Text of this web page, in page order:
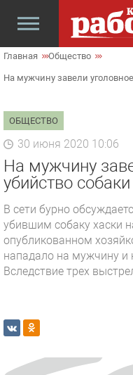
Главная Общество
На мужчину завели
ОБЩЕСТВО
30 июня 2020 10:06
На мужчину
убийство собаки
В сети бурно
убившим собаку хаски
опубликованном
нападало на мужчину и
Вследствие трех